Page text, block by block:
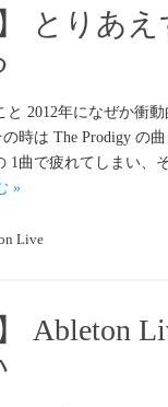
とりあ
と 2012年になぜか衝
時は The Prodigy の
1曲で疲れてしまい、
»
Live
Ableton